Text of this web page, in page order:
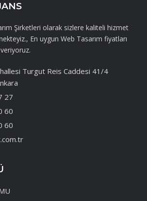
Şirketleri olarak sizlere kaliteli hizmet
En uygun Web Tasarım fiyatları
Turgut Reis Caddesi 41/4
27
60
60